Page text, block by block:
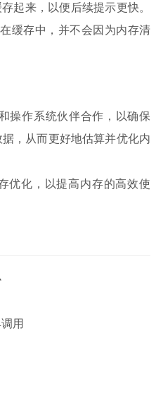
起来，以便后续提示更快。
缓存中，并不会因为内存清
操作系统伙伴合作，以确保
，从而更好地估算并优化内
优化，以提高内存的高效使
用